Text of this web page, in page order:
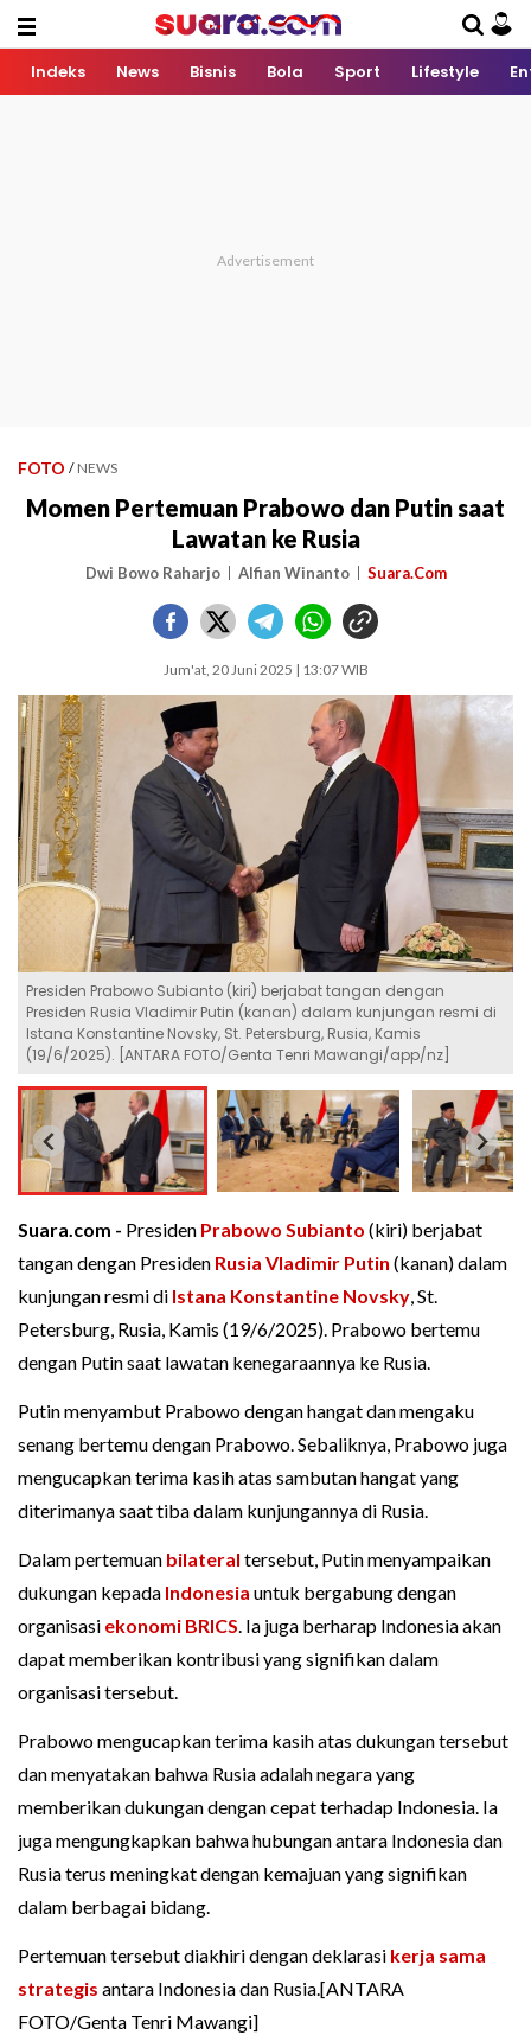
Indeks News Bisnis Bola Sport Lifestyle
FOTO / NEWS
Momen Pertemuan Prabowo dan Putin saat
Lawatan ke Rusia
Dwi Bowo Raharjo Alfian Winanto Suara.Com
Jum'at, 20 Juni 2025 | 13:07 WIB
Presiden Prabowo Subianto (kiri) berjabat tangan dengan
Presiden Rusia Vladimir Putin (kanan) dalam kunjungan resmi di
Istana Konstantine Novsky, St. Petersburg, Rusia, Kamis
(19/6/2025). [ANTARA FOTO/Genta Tenri Mawangi/app/nz]
Suara.com - Presiden Prabowo Subianto (kiri) berjabat
tangan dengan Presiden Rusia Vladimir Putin (kanan) dalam
kunjungan resmi di Istana Konstantine Novsky, St.
Petersburg, Rusia, Kamis (19/6/2025). Prabowo bertemu
dengan Putin saat lawatan kenegaraannya ke Rusia.
Putin menyambut Prabowo dengan hangat dan mengaku
senang bertemu dengan Prabowo. Sebaliknya, Prabowo juga
mengucapkan terima kasih atas sambutan hangat yang
diterimanya saat tiba dalam kunjungannya di Rusia.
Dalam pertemuan bilateral tersebut, Putin menyampaikan
dukungan kepada Indonesia untuk bergabung dengan
organisasi ekonomi BRICS. Ia juga berharap Indonesia akan
dapat memberikan kontribusi yang signifikan dalam
organisasi tersebut.
Prabowo mengucapkan terima kasih atas dukungan tersebut
dan menyatakan bahwa Rusia adalah negara yang
memberikan dukungan dengan cepat terhadap Indonesia. Ia
juga mengungkapkan bahwa hubungan antara Indonesia dan
Rusia terus meningkat dengan kemajuan yang signifikan
dalam berbagai bidang.
Pertemuan tersebut diakhiri dengan deklarasi kerja sama
strategis antara Indonesia dan Rusia.[ANTARA
FOTO/Genta Tenri Mawangi]